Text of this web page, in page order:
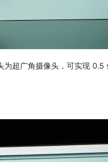
为超广角摄像头，可实现 0.5